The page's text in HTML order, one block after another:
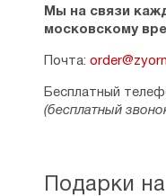
Мы на связи
московскому
Почта:
Бесплатный
(бесплатный
Подарки